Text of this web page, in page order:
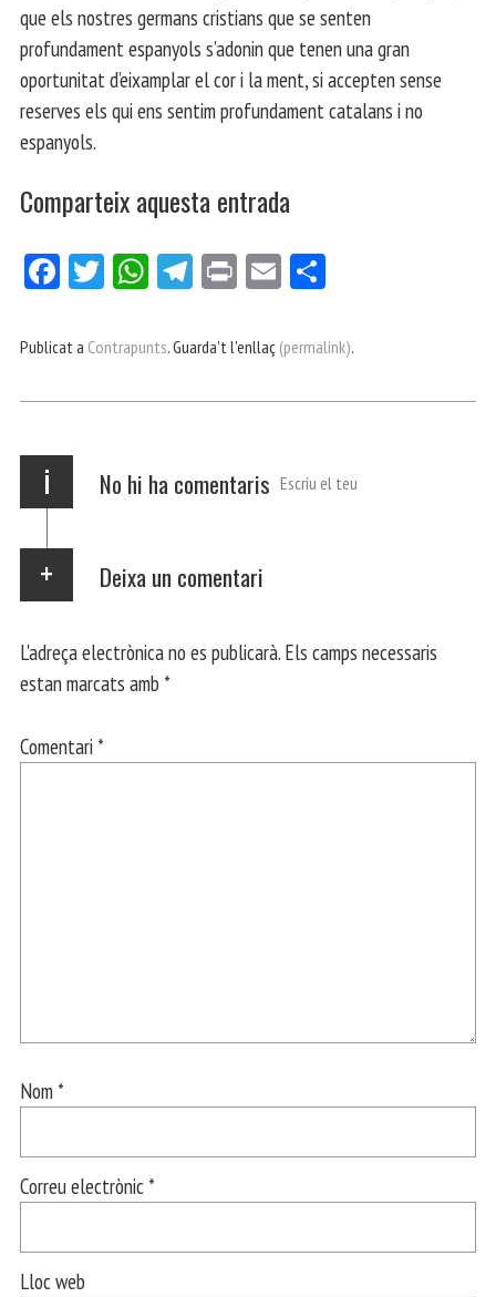
que els nostres germans cristians que se senten
profundament espanyols s’adonin que tenen una gran
oportunitat d’eixamplar el cor i la ment, si accepten sense
reserves els qui ens sentim profundament catalans i no
espanyols.
Comparteix aquesta entrada
Fa
bo
Tw
er
W
ts
p
Te
gr
m
Pri E
ail pa
ei
Publicat a Contrapunts. Guarda't l'enllaç (permalink).
i No hi ha comentaris Escriu el teu
Deixa un comentari
L'adreça electrònica no es publicarà. Els camps necessaris
estan marcats amb *
Comentari *
Nom *
Correu electrònic *
Lloc web